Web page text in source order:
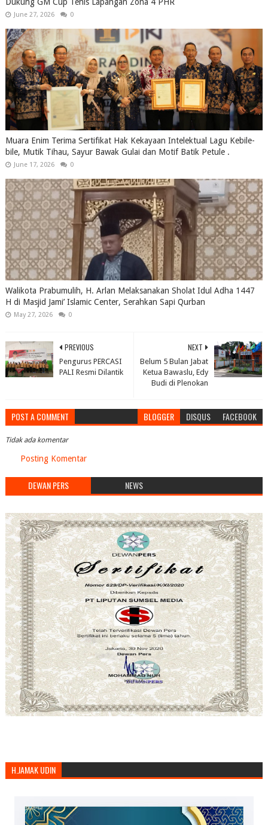
June 27, 2026 0
Muara Enim Terima Sertifikat Hak Kekayaan Intelektual Lagu Kebile-
bile, Mutik Tihau, Sayur Bawak Gulai dan Motif Batik Petule .
June 17, 2026 0
Walikota Prabumulih, H. Arlan Melaksanakan Sholat Idul Adha 1447
H di Masjid Jami’ Islamic Center, Serahkan Sapi Qurban
May 27, 2026 0
NEXT
Belum 5 Bulan Jabat
Ketua Bawaslu, Edy
Budi di Plenokan
PREVIOUS
Pengurus PERCASI
PALI Resmi Dilantik
POST A COMMENT BLOGGER DISQUS FACEBOOK
Tidak ada komentar
Posting Komentar
DEWAN PERS NEWS
H.JAMAK UDIN